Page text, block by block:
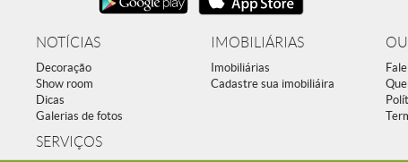
NOTÍCIAS
Decoração
Show room
Dicas
Galerias de fotos
SERVIÇOS
IMOBILIÁRIAS
Imobiliárias
Cadastre sua imobiliáira